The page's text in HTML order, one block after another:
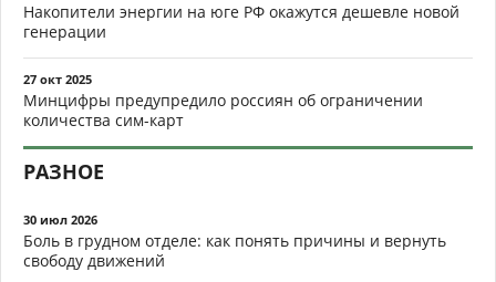
Накопители энергии на юге РФ окажутся дешевле новой
генерации
27 окт 2025
Минцифры предупредило россиян об ограничении
количества сим-карт
РАЗНОЕ
30 июл 2026
Боль в грудном отделе: как понять причины и вернуть
свободу движений